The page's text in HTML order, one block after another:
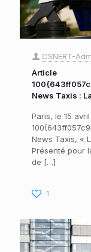
CSNERT-
Article
News Taxis :
Paris, le 15
News Taxis, «
Présenté pour
de […]
1